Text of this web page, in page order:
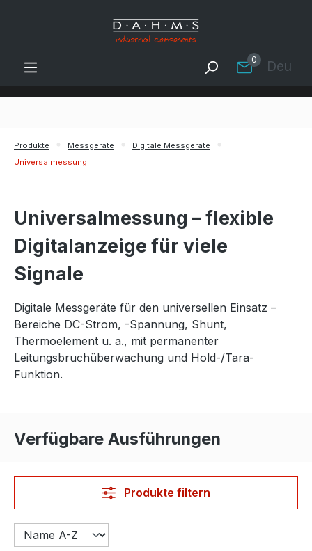
Zum Hauptinhalt springen
0
Produkte Messgeräte
Digitale Messgeräte
Universalmessung
Universalmessung – flexible
Digitalanzeige für viele
Signale
Digitale Messgeräte für den universellen Einsatz –
Bereiche DC-Strom, -Spannung, Shunt,
Thermoelement u. a., mit permanenter
Leitungsbruchüberwachung und Hold-/Tara-
Funktion.
Verfügbare Ausführungen
Produkte filtern